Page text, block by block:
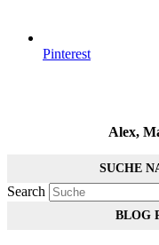
Pinterest
Alex,
SUCHE
Search
BLOG